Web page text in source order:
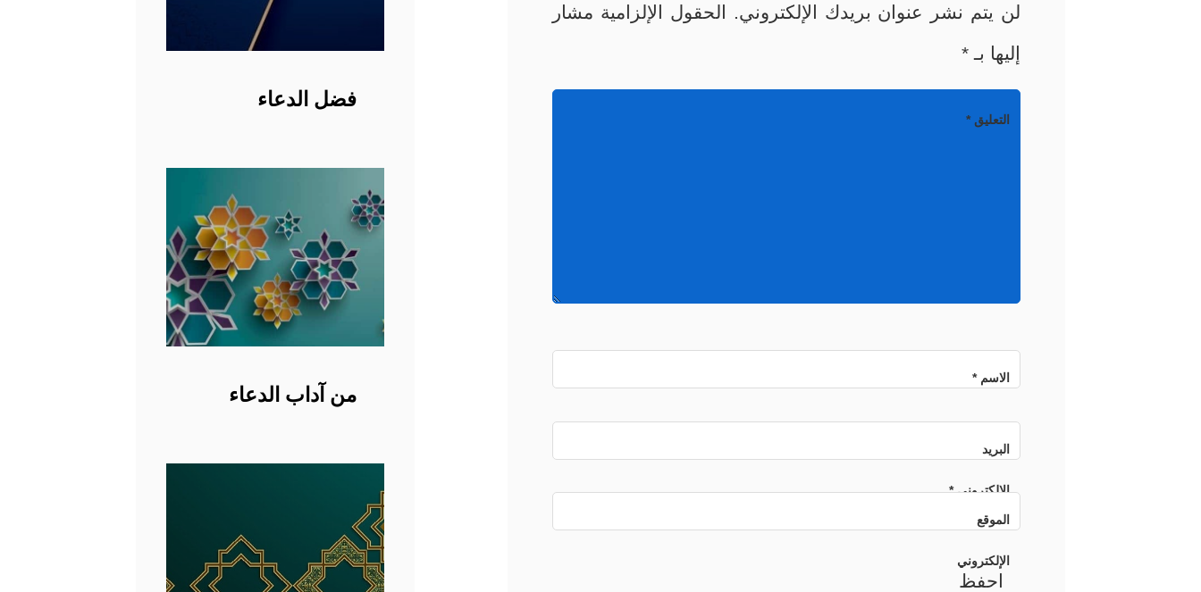
لن يتم نشر عنوان بريدك الإلكتروني.
الحقول الإلزامية مشار
إليها بـ*
التعليق*
الاسم*
البريد
الإلكتروني*
الموقع
الإلكتروني
احفظ
فضل الدعاء
من آداب الدعاء